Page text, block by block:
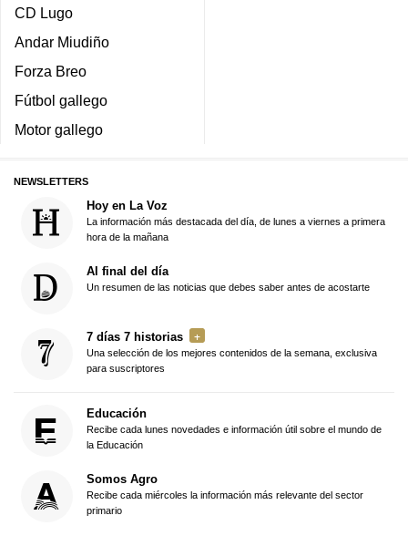
CD Lugo
Andar Miudiño
Forza Breo
Fútbol gallego
Motor gallego
NEWSLETTERS
Hoy en La Voz
La información más destacada del día, de lunes a viernes a primera
hora de la mañana
Al final del día
Un resumen de las noticias que debes saber antes de acostarte
7 días 7 historias
Una selección de los mejores contenidos de la semana, exclusiva
para suscriptores
Educación
Recibe cada lunes novedades e información útil sobre el mundo de
la Educación
Somos Agro
Recibe cada miércoles la información más relevante del sector
primario